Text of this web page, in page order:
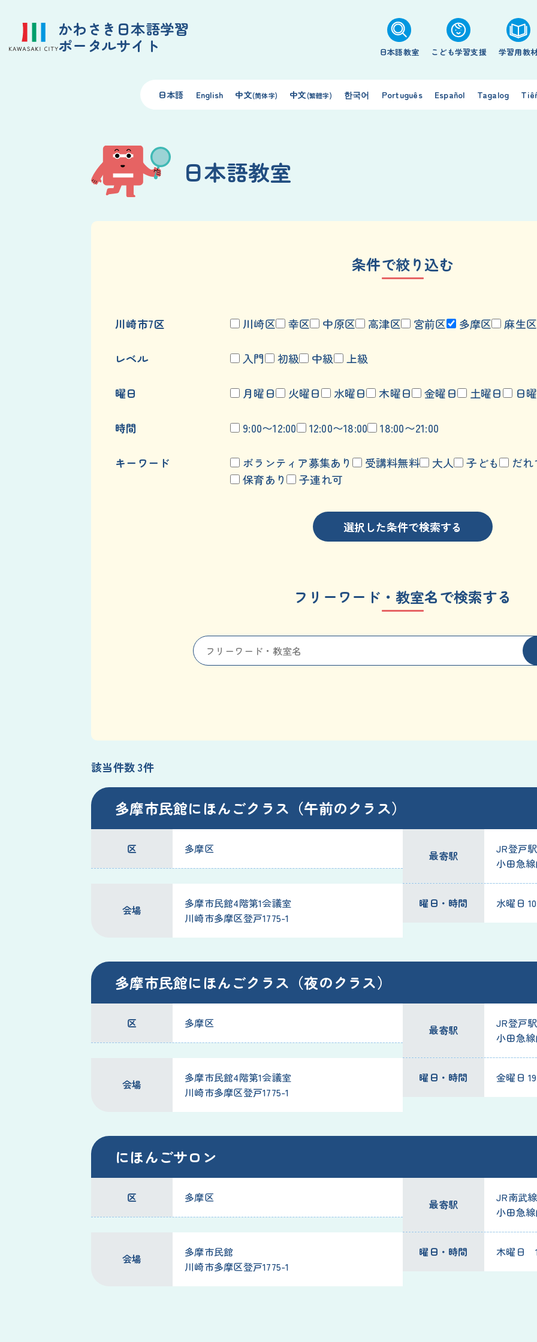
かわさき日本語学習
ポータルサイト
日本語教室 こども学習支援 学習用教
日本語 English 中文(简体字) 中文(繁體字) 한국어 Português Español Tagalog
日本語教室
条件で絞り込む
川崎市7区 川崎区 幸区 中原区 高津区 宮前区 多摩区 麻生区
レベル 入門 初級 中級 上級
曜日 月曜日 火曜日 水曜日 木曜日 金曜日 土曜日 日
時間 9:00〜12:00 12:00〜18:00 18:00〜21:00
キーワード ボランティア募集あり 受講料無料 大人 子ども
だ
保育あり
子連れ可
選択した条件で検索する
フリーワード・教室名で検索する
該当件数 3件
多摩市民館にほんごクラス（午前のクラス）
区 多摩区 最寄駅
JR登戸
小田急
会場
多摩市民館4階第1会議室
川崎市多摩区登戸1775-1
曜日・時間 水曜日
多摩市民館にほんごクラス（夜のクラス）
区 多摩区 最寄駅
JR登戸
小田急
会場
多摩市民館4階第1会議室
川崎市多摩区登戸1775-1
曜日・時間 金曜日
にほんごサロン
区 多摩区 最寄駅
JR南武
小田急
会場
多摩市民館
川崎市多摩区登戸1775-1
曜日・時間 木曜日